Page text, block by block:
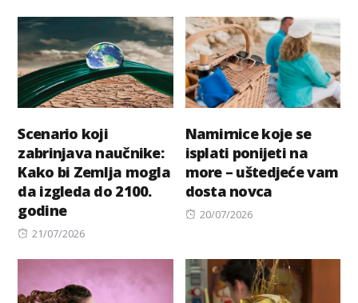
Scenario koji
zabrinjava naučnike:
Kako bi Zemlja mogla
da izgleda do 2100.
godine
Posted
21/07/2026
Namirnice koje se
isplati ponijeti na
more – uštedjeće vam
dosta novca
Posted
20/07/2026